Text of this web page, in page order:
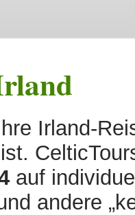
Irland-
auf
andere